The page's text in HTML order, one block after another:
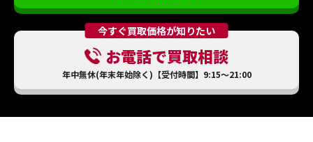
今すぐ買取価格が知りたい
お電話で買取相談
年中無休(年末年始除く)【受付時間】9:15～21:00